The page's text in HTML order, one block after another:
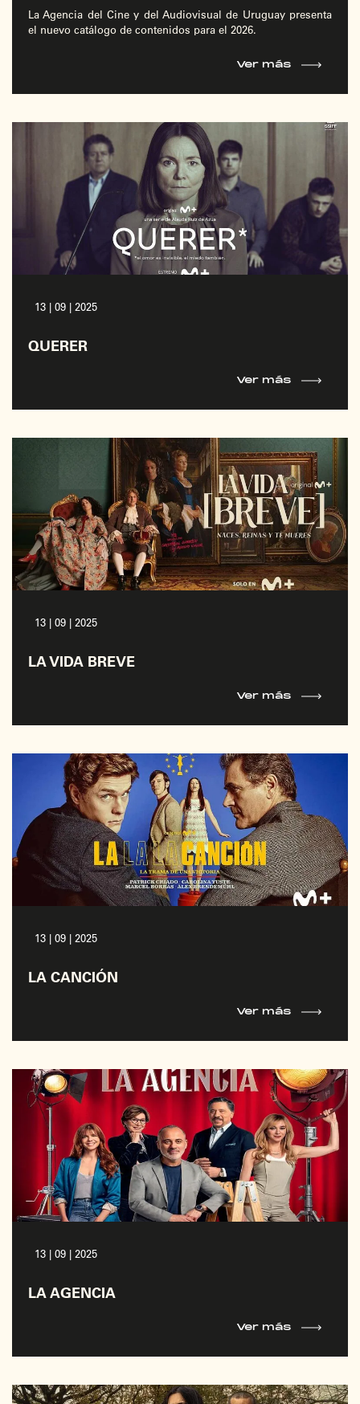
La Agencia del Cine y del Audiovisual de Uruguay presenta
el nuevo catálogo de contenidos para el 2026.
Ver más
13 | 09 | 2025
QUERER
Ver más
13 | 09 | 2025
LA VIDA BREVE
Ver más
13 | 09 | 2025
LA CANCIÓN
Ver más
13 | 09 | 2025
LA AGENCIA
Ver más